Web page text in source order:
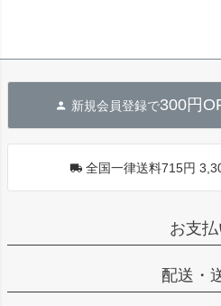
新規会員登録で300円
全国一律送料715円
お支払
配送・